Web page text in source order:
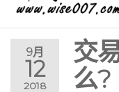
9月
12
2018
交
么?